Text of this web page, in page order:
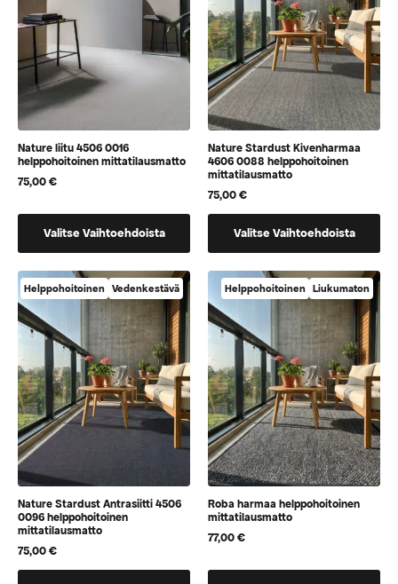
tuotteen
sivulla
tuotteen
sivulla
Nature liitu 4506 0016
helppohoitoinen mittatilausmatto
75,00€
Valitse Vaihtoehdoista
vaihtoehtoja,
jotka
voidaan
valita
tuotteen
sivulla
Nature Stardust Kivenharmaa
4606 0088 helppohoitoinen
mittatilausmatto
75,00€
Valitse Vaihtoehdoista
vaihtoehtoja,
jotka
voidaan
valita
tuotteen
sivulla
Helppohoitoinen Vedenkestävä
Nature Stardust Antrasiitti 4506
0096 helppohoitoinen
mittatilausmatto
75,00€
Helppohoitoinen Liukumaton
Roba harmaa helppohoitoinen
mittatilausmatto
77,00€